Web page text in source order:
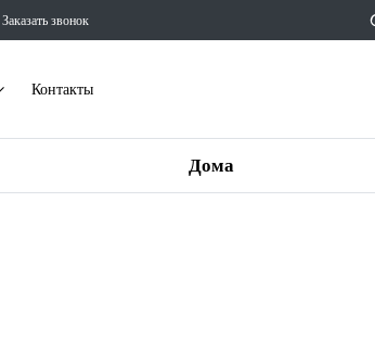
Заказать звонок
Контакты
Дома